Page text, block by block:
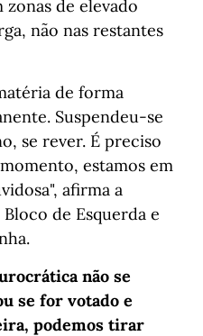
de elevado
não nas restantes
de forma
Suspendeu-se
se rever. É preciso
estamos em
afirma a
de Esquerda e
não se
se for votado e
podemos tirar